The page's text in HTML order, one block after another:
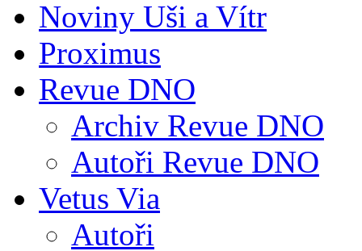
Noviny Uši a Vítr
Proximus
Revue DNO
Archiv Revue DNO
Autoři Revue DNO
Vetus Via
Autoři